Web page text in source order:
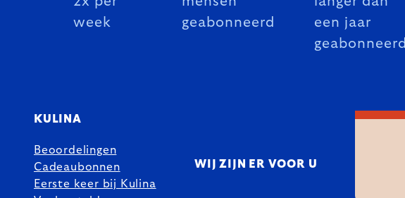
week
geabonneerd
een jaar
geabonneerd
KULINA
Beoordelingen
Cadeaubonnen
Eerste keer bij Kulina
WIJ ZIJN ER VOOR U